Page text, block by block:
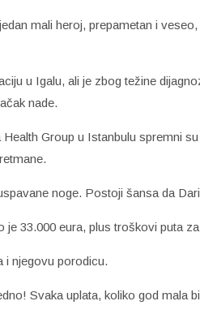
mali heroj, prepametan i
u Igalu, ali je zbog težine
nade.
Group u Istanbulu spremni
noge. Postoji šansa da
je 33.000 eura, plus troškovi puta
i njegovu porodicu.
Svaka uplata, koliko god mala